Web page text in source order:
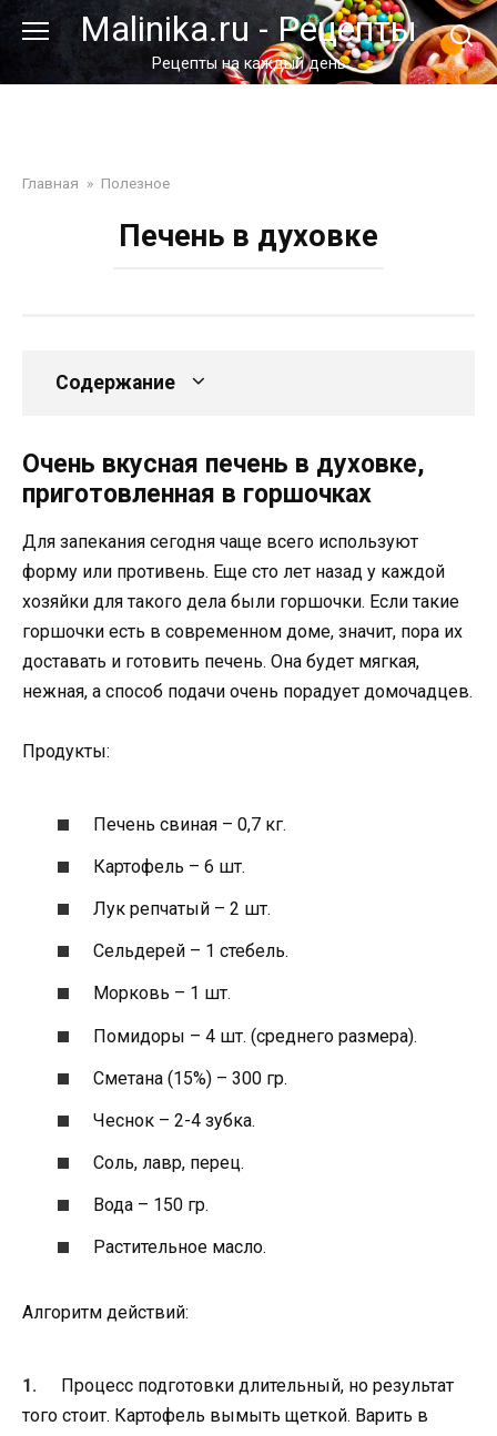
Перейти
контенту
Malinika.ru - Рецепты
Рецепты на каждый день
Главная » Полезное
Печень в духовке
Содержание
Очень вкусная печень в духовке,
приготовленная в горшочках
Для запекания сегодня чаще всего используют
форму или противень. Еще сто лет назад у каждой
хозяйки для такого дела были горшочки. Если такие
горшочки есть в современном доме, значит, пора их
доставать и готовить печень. Она будет мягкая,
нежная, а способ подачи очень порадует домочадцев.
Продукты:
Печень свиная – 0,7 кг.
Картофель – 6 шт.
Лук репчатый – 2 шт.
Сельдерей – 1 стебель.
Морковь – 1 шт.
Помидоры – 4 шт. (среднего размера).
Сметана (15%) – 300 гр.
Чеснок – 2-4 зубка.
Соль, лавр, перец.
Вода – 150 гр.
Растительное масло.
Алгоритм действий:
Процесс подготовки длительный, но результат
того стоит. Картофель вымыть щеткой. Варить в